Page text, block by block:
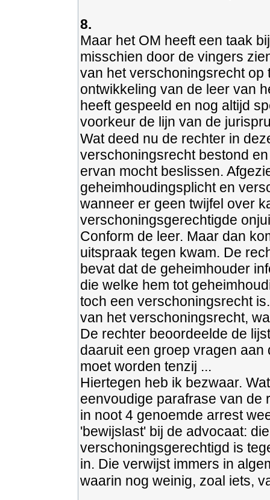
8.
Maar het OM heeft een taak
misschien door de vingers
van het verschoningsrecht op
ontwikkeling van de leer van
heeft gespeeld en nog altijd
voorkeur de lijn van de
Wat deed nu de rechter in
verschoningsrecht bestond
ervan mocht beslissen.
geheimhoudingsplicht en
wanneer er geen twijfel over
verschoningsgerechtigde
Conform de leer. Maar dan
uitspraak tegen kwam. De
bevat dat de geheimhouder
die welke hem tot
toch een verschoningsrecht
van het verschoningsrecht,
De rechter beoordeelde de
daaruit een groep vragen
moet worden tenzij ...
Hiertegen heb ik bezwaar.
eenvoudige parafrase van de
in noot 4 genoemde arrest
'bewijslast' bij de advocaat:
verschoningsgerechtigd is
in. Die verwijst immers in
waarin nog weinig, zoal iets,